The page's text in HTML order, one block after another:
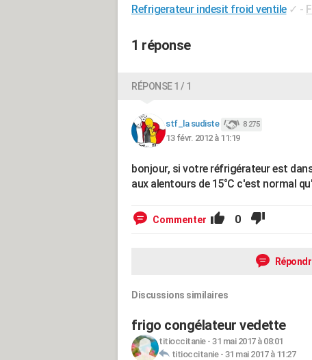
Refrigerateur indesit froid ventile ✓ -
1 réponse
RÉPONSE 1 / 1
stf_la sudiste 8 275
13 févr. 2012 à 11:19
bonjour, si votre réfrigérateur est
aux alentours de 15°C c'est normal
Commenter 0
Discussions similaires
frigo congélateur vedette
titioccitanie- 31 mai 2017 à 08:01
titioccitanie- 31 mai 2017 à 11:27